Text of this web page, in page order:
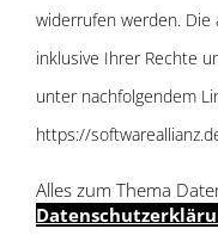
widerrufen werden. Die
inklusive Ihrer Rechte
unter nachfolgendem
https://
Alles zum Thema